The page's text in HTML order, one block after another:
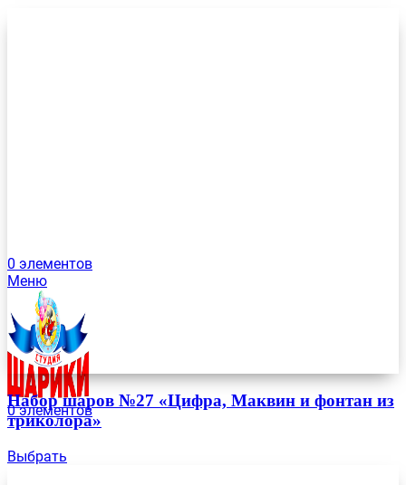
0 элементов
Меню
0элементов
Набор шаров №27 «Цифра, Маквин и фонтан из
триколора»
Выбрать